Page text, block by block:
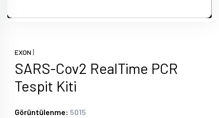
EXON |
SARS-Cov2 RealTime PCR
Tespit Kiti
Görüntülenme: 5015